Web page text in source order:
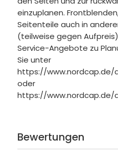
einzuplanen.
Seitenteile auch in
(teilweise gegen
Service-Angebote zu
Sie unter
https://www.nordcap.de/
oder
https://www.nordcap.de/
Bewertungen